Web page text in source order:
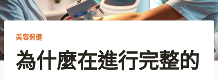
美容保健
為什麼在進行完整的